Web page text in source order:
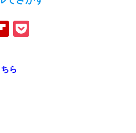
Flipboard
ら